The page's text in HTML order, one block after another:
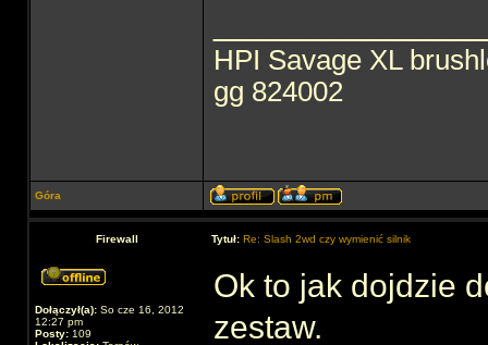
HPI Savage XL
gg 824002
Góra
Firewall Tytuł: Re: Slash 2wd czy wymienić silnik
Dołączył(a): So cze 16, 2012
12:27 pm
Posty: 109
Ok to jak dojdzie
zestaw.